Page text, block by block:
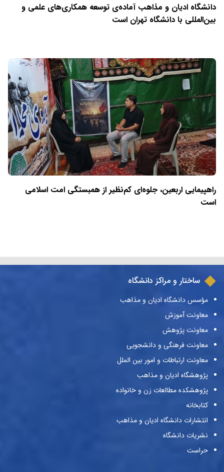
دانشگاه ادیان و مذاهب آماده‌ی توسعه همکاری‌های علمی و
بین‌المللی با دانشگاه تهران است
راهپیمایی اربعین، جلوه‌ای کم‌نظیر از همبستگی امت اسلامی
است
ساختار و مراکز دانشگاه
مؤسس دانشگاه ادیان و مذاهب
معاونت آموزش
معاونت پژوهش
معاونت فرهنگی و دانشجویی
معاونت ارتباطات و امور بین الملل
پژوهشگاه ادیان و مذاهب
پژوهشکده مطالعات زن و خانواده
کتابخانه
انتشارات دانشگاه ادیان و مذاهب
نشریات دانشگاه
حراست